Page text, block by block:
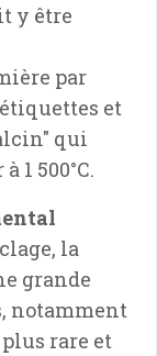
y être
par
et
qui
1 500°C.
la
grande
notamment
rare et